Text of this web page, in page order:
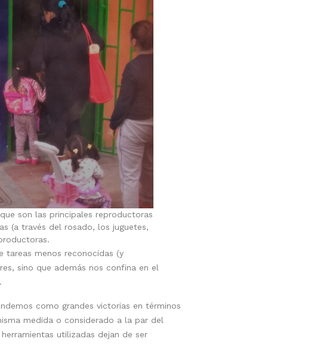
son las principales reproductoras
(a través del rosado, los juguetes,
tareas menos reconocidas (y
sino que además nos confina en el
como grandes victorias en términos
medida o considerado a la par del
utilizadas dejan de ser